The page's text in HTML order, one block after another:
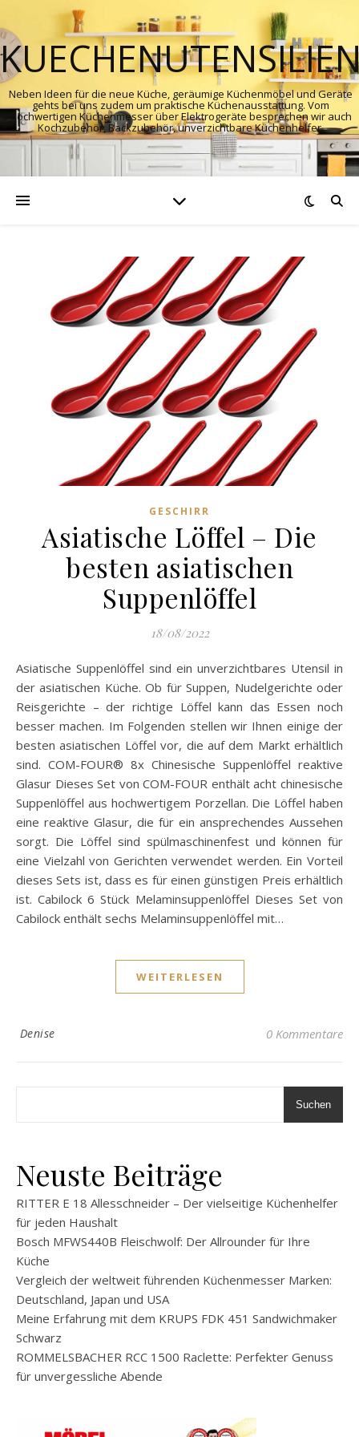
Neben Ideen für die neue Küche, geräumige Küchenmöbel und Geräte
gehts bei uns zudem um praktische Küchenausstattung. Vom
hochwertigen Küchenmesser über Elektrogeräte besprechen wir auch
Kochzubehör, Backzubehör, unverzichtbare Küchenhelfer.
GESCHIRR
Asiatische Löffel – Die
besten asiatischen
Suppenlöffel
18/08/2022
Asiatische Suppenlöffel sind ein unverzichtbares Utensil in
der asiatischen Küche. Ob für Suppen, Nudelgerichte oder
Reisgerichte – der richtige Löffel kann das Essen noch
besser machen. Im Folgenden stellen wir Ihnen einige der
besten asiatischen Löffel vor, die auf dem Markt erhältlich
sind. COM-FOUR® 8x Chinesische Suppenlöffel reaktive
Glasur Dieses Set von COM-FOUR enthält acht chinesische
Suppenlöffel aus hochwertigem Porzellan. Die Löffel haben
eine reaktive Glasur, die für ein ansprechendes Aussehen
sorgt. Die Löffel sind spülmaschinenfest und können für
eine Vielzahl von Gerichten verwendet werden. Ein Vorteil
dieses Sets ist, dass es für einen günstigen Preis erhältlich
ist. Cabilock 6 Stück Melaminsuppenlöffel Dieses Set von
Cabilock enthält sechs Melaminsuppenlöffel mit…
WEITERLESEN
Denise 0 Kommentare
Suchen
Neuste Beiträge
RITTER E 18 Allesschneider – Der vielseitige Küchenhelfer
für jeden Haushalt
Bosch MFWS440B Fleischwolf: Der Allrounder für Ihre
Küche
Vergleich der weltweit führenden Küchenmesser Marken:
Deutschland, Japan und USA
Meine Erfahrung mit dem KRUPS FDK 451 Sandwichmaker
Schwarz
ROMMELSBACHER RCC 1500 Raclette: Perfekter Genuss
für unvergessliche Abende